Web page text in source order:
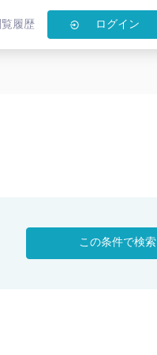
履歴 ログイン
この条件で検索